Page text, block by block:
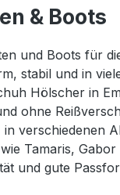
& Boots
und Boots für
stabil und in
Hölscher in
ohne
verschiedenen
Tamaris,
und gute